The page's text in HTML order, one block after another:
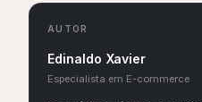
AUTOR
Edinaldo Xavier
Especialista em E-commerce